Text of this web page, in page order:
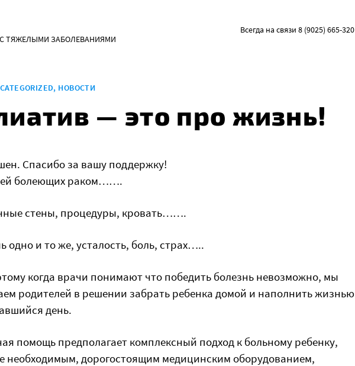
ТЯЖЕЛЫМИ ЗАБОЛЕВАНИЯМИ
Всегда на связи 8 (9025) 665-320
, НОВОСТИ
— это про жизнь!
Спасибо за вашу поддержку!
болеющих раком…….
стены, процедуры, кровать…….
одно и то же, усталость, боль, страх…..
когда врачи понимают что победить болезнь невозможно, мы
родителей в решении забрать ребенка домой и наполнить жизнью
день.
помощь предполагает комплексный подход к больному ребенку,
необходимым, дорогостоящим медицинским оборудованием,